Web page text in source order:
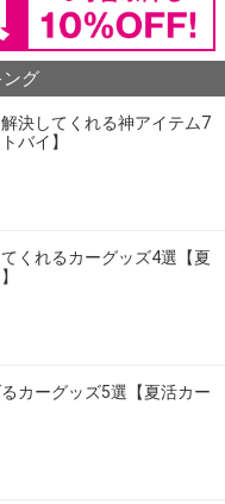
グ
決してくれる神アイテム7
バイ】
くれるカーグッズ4選【夏
カーグッズ5選【夏活カー